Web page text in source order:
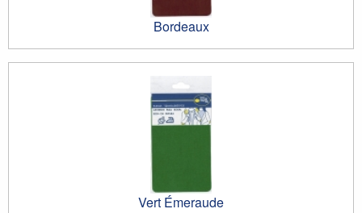
Bordeaux
Vert Émeraude